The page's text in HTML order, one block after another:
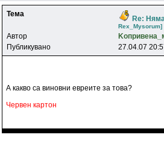
Тема
Re:
Rex_Mysorum]
Автор
Публикувано
27.04.07
А какво са виновни евреите за това?
Червен картон